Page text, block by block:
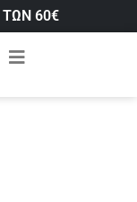
60€